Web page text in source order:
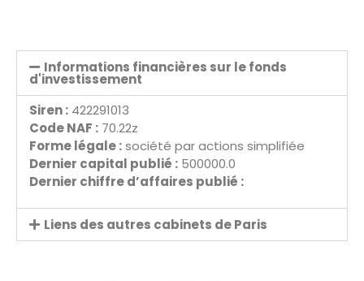
Informations financières sur le fonds
d'investissement
Siren : 422291013
Code NAF : 70.22z
Forme légale :société par actions simplifiée
Dernier capital publié : 500000.0
Dernier chiffre d’affaires publié :
Liens des autres cabinets de Paris